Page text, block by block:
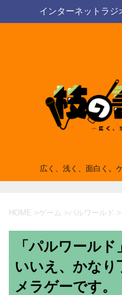
インターネットラジ
広く、浅く、面白く。
HOME >ゲーム >パルワールド >
「パルワール
いいえ、かなり
メラゲーです。